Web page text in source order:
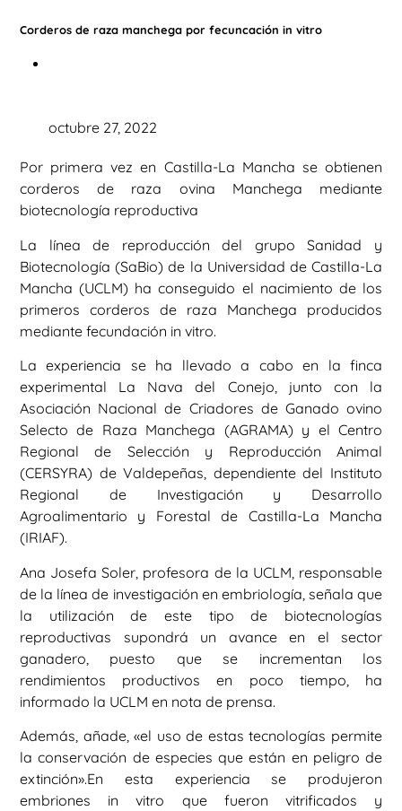
Corderos de raza manchega por fecuncación in vitro
octubre 27, 2022
Por primera vez en Castilla-La Mancha se obtienen
corderos de raza ovina Manchega mediante
biotecnología reproductiva
La línea de reproducción del grupo Sanidad y
Biotecnología (SaBio) de la Universidad de Castilla-La
Mancha (UCLM) ha conseguido el nacimiento de los
primeros corderos de raza Manchega producidos
mediante fecundación in vitro.
La experiencia se ha llevado a cabo en la finca
experimental La Nava del Conejo, junto con la
Asociación Nacional de Criadores de Ganado ovino
Selecto de Raza Manchega (AGRAMA) y el Centro
Regional de Selección y Reproducción Animal
(CERSYRA) de Valdepeñas, dependiente del Instituto
Regional de Investigación y Desarrollo
Agroalimentario y Forestal de Castilla-La Mancha
(IRIAF).
Ana Josefa Soler, profesora de la UCLM, responsable
de la línea de investigación en embriología, señala que
la utilización de este tipo de biotecnologías
reproductivas supondrá un avance en el sector
ganadero, puesto que se incrementan los
rendimientos productivos en poco tiempo, ha
informado la UCLM en nota de prensa.
Además, añade, «el uso de estas tecnologías permite
la conservación de especies que están en peligro de
extinción».En esta experiencia se produjeron
embriones in vitro que fueron vitrificados y